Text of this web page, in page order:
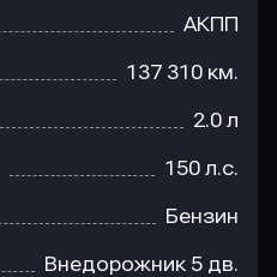
АКПП
137 310 км.
2.0 л
150 л.с.
Бензин
Внедорожник 5 дв.